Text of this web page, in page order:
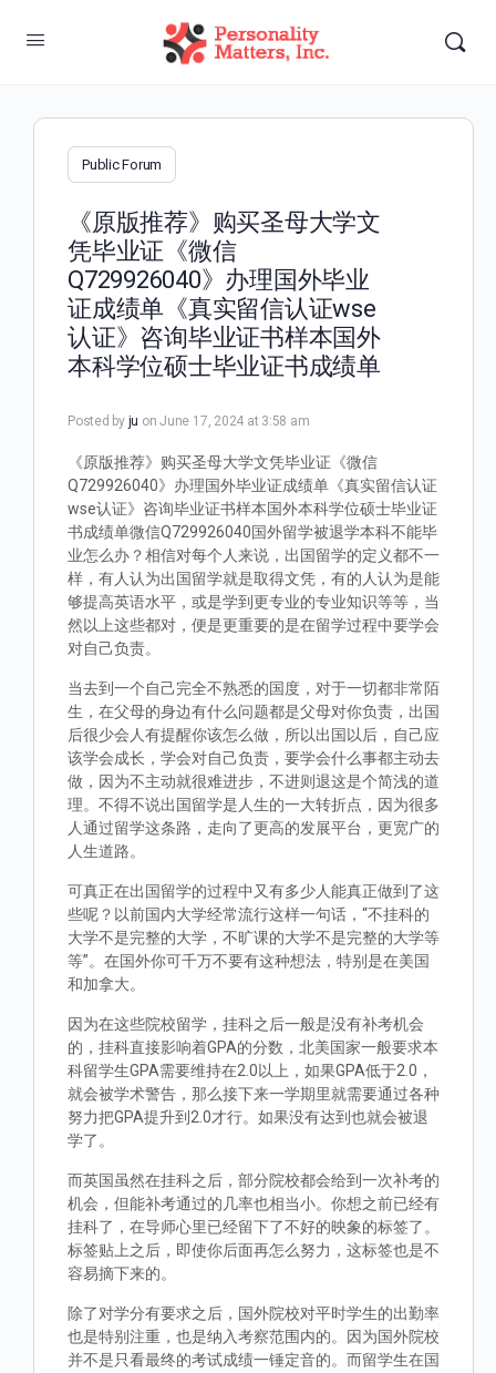
Public Forum
《原版推荐》购买圣母大学文
凭毕业证《微信
Q729926040》办理国外毕业
证成绩单《真实留信认证wse
认证》咨询毕业证书样本国外
本科学位硕士毕业证书成绩单
Posted by ju on June 17, 2024 at 3:58 am
《原版推荐》购买圣母大学文凭毕业证《微信
Q729926040》办理国外毕业证成绩单《真实留信认证
wse认证》咨询毕业证书样本国外本科学位硕士毕业证
书成绩单微信Q729926040国外留学被退学本科不能毕
业怎么办？相信对每个人来说，出国留学的定义都不一
样，有人认为出国留学就是取得文凭，有的人认为是能
够提高英语水平，或是学到更专业的专业知识等等，当
然以上这些都对，便是更重要的是在留学过程中要学会
对自己负责。
当去到一个自己完全不熟悉的国度，对于一切都非常陌
生，在父母的身边有什么问题都是父母对你负责，出国
后很少会人有提醒你该怎么做，所以出国以后，自己应
该学会成长，学会对自己负责，要学会什么事都主动去
做，因为不主动就很难进步，不进则退这是个简浅的道
理。不得不说出国留学是人生的一大转折点，因为很多
人通过留学这条路，走向了更高的发展平台，更宽广的
人生道路。
可真正在出国留学的过程中又有多少人能真正做到了这
些呢？以前国内大学经常流行这样一句话，“不挂科的
大学不是完整的大学，不旷课的大学不是完整的大学等
等”。在国外你可千万不要有这种想法，特别是在美国
和加拿大。
因为在这些院校留学，挂科之后一般是没有补考机会
的，挂科直接影响着GPA的分数，北美国家一般要求本
科留学生GPA需要维持在2.0以上，如果GPA低于2.0，
就会被学术警告，那么接下来一学期里就需要通过各种
努力把GPA提升到2.0才行。如果没有达到也就会被退
学了。
而英国虽然在挂科之后，部分院校都会给到一次补考的
机会，但能补考通过的几率也相当小。你想之前已经有
挂科了，在导师心里已经留下了不好的映象的标签了。
标签贴上之后，即使你后面再怎么努力，这标签也是不
容易摘下来的。
除了对学分有要求之后，国外院校对平时学生的出勤率
也是特别注重，也是纳入考察范围内的。因为国外院校
并不是只看最终的考试成绩一锤定音的。而留学生在国